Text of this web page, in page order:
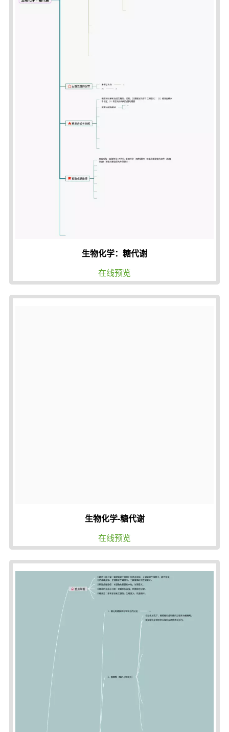
生物化学：糖代谢
在线预览
生物化学-糖代谢
在线预览